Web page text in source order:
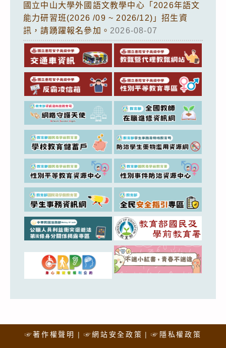
國立中山大學外國語文教學中心「2026年語文
能力研習班(2026 /09 ~ 2026/12)」招生資
訊，請踴躍報名參加。 2026-08-07
☞著作權聲明 ☞網站安全政策 ☞隱私權政策